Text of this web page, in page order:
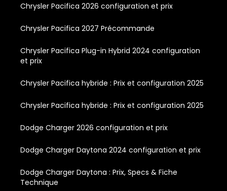
Chrysler Pacifica 2026 configuration et prix
Chrysler Pacifica 2027 Précommande
Chrysler Pacifica Plug-in Hybrid 2024 configuration
et prix
Chrysler Pacifica hybride : Prix et configuration 2025
Chrysler Pacifica hybride : Prix et configuration 2025
Dodge Charger 2026 configuration et prix
Dodge Charger Daytona 2024 configuration et prix
Dodge Charger Daytona : Prix, Specs & Fiche
Technique